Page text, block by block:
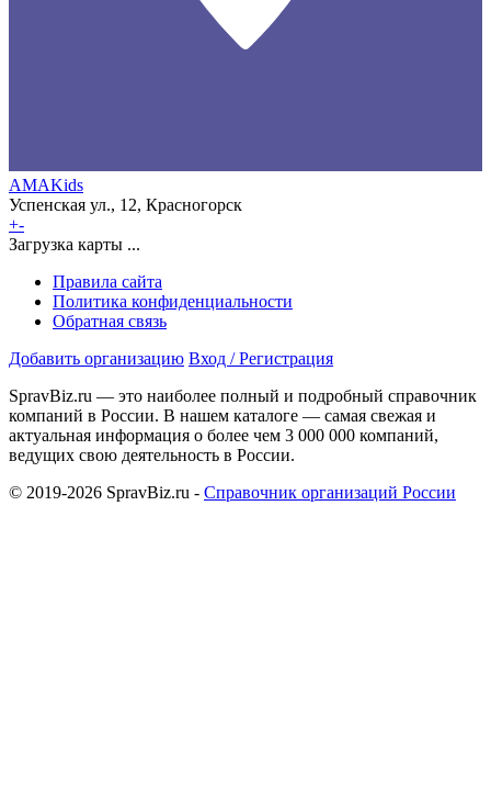
AMAKids
Успенская ул., 12, Красногорск
+-
Загрузка карты ...
Правила сайта
Политика конфиденциальности
Обратная связь
Добавить организацию Вход / Регистрация
SpravBiz.ru — это наиболее полный и подробный справочник
компаний в России. В нашем каталоге — самая свежая и
актуальная информация о более чем 3 000 000 компаний,
ведущих свою деятельность в России.
© 2019-2026 SpravBiz.ru - Справочник организаций России